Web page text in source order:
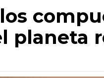
planeta